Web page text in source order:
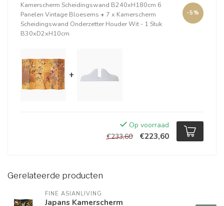
Kamerscherm Scheidingswand B240xH180cm 6
Panelen Vintage Bloesems + 7 x Kamerscherm
Scheidingswand Onderzetter Houder Wit - 1 Stuk
B30xD2xH10cm
-5%
+
Op voorraad
€233,60
€223,60
Gerelateerde producten
FINE ASIANLIVING
Japans Kamerscherm